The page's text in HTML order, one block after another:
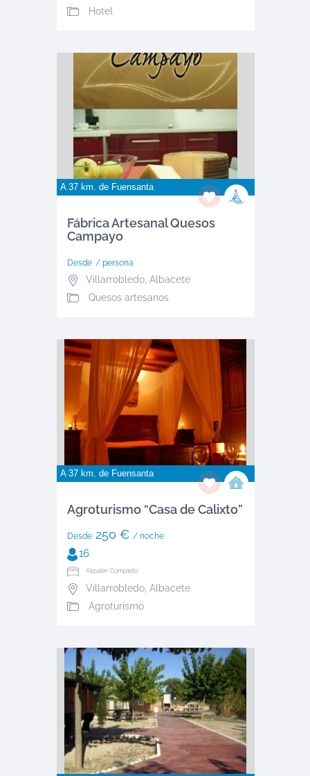
Hotel
A 37 km. de Fuensanta
Fábrica Artesanal Quesos
Campayo
Desde / persona
Villarrobledo, Albacete
Quesos artesanos
A 37 km. de Fuensanta
Agroturismo “Casa de Calixto”
Desde250 € / noche
16
Alquiler: Completo
Villarrobledo, Albacete
Agroturismo